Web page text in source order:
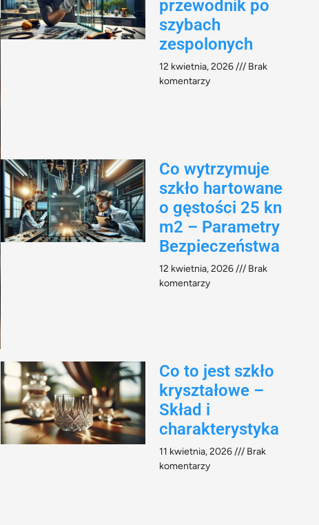
przewodnik po
szybach
zespolonych
12 kwietnia, 2026
Brak
komentarzy
Co wytrzymuje
szkło hartowane
o gęstości 25 kn
m2 – Parametry
Bezpieczeństwa
12 kwietnia, 2026
Brak
komentarzy
Co to jest szkło
kryształowe –
Skład i
charakterystyka​
11 kwietnia, 2026
Brak
komentarzy